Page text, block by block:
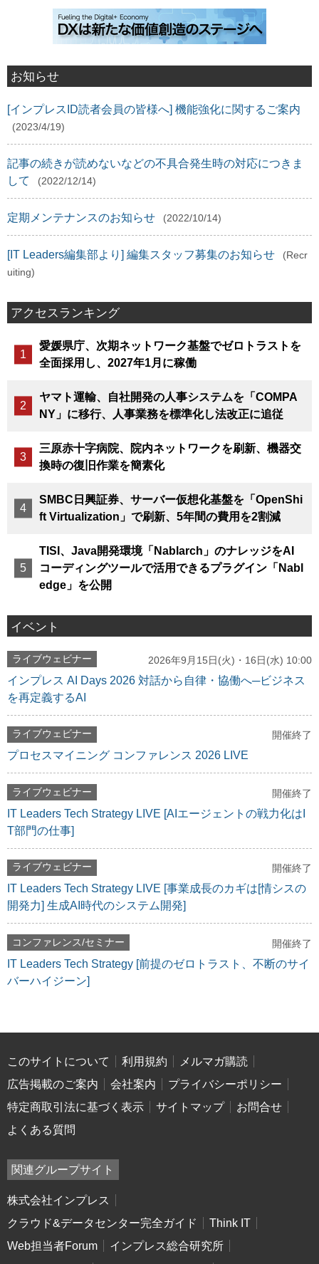
お知らせ
[インプレスID読者会員の皆様へ] 機能強化に関するご案内
(2023/4/19)
記事の続きが読めないなどの不具合発生時の対応につきま
して
(2022/12/14)
定期メンテナンスのお知らせ (2022/10/14)
[IT Leaders編集部より] 編集スタッフ募集のお知らせ
(Recr
uiting)
アクセスランキング
愛媛県庁、次期ネットワーク基盤でゼロトラストを
全面採用し、2027年1月に稼働
ヤマト運輸、自社開発の人事システムを「COMPA
NY」に移行、人事業務を標準化し法改正に追従
三原赤十字病院、院内ネットワークを刷新、機器交
換時の復旧作業を簡素化
SMBC日興証券、サーバー仮想化基盤を「OpenShi
ft Virtualization」で刷新、5年間の費用を2割減
TISI、Java開発環境「Nablarch」のナレッジをAI
コーディングツールで活用できるプラグイン「Nabl
edge」を公開
イベント
ライブウェビナー 2026年9月15日(火)・16日(水) 10:00
インプレス AI Days 2026 対話から自律・協働へ─ビジネス
を再定義するAI
ライブウェビナー 開催終了
プロセスマイニング コンファレンス 2026 LIVE
ライブウェビナー 開催終了
IT Leaders Tech Strategy LIVE [AIエージェントの戦力化はI
T部門の仕事]
ライブウェビナー 開催終了
IT Leaders Tech Strategy LIVE [事業成長のカギは[情シスの
開発力] 生成AI時代のシステム開発]
コンファレンス/セミナー 開催終了
IT Leaders Tech Strategy [前提のゼロトラスト、不断のサイ
バーハイジーン]
このサイトについて 利用規約
メルマガ購読
広告掲載のご案内
会社案内
プライバシーポリシー
特定商取引法に基づく表示
サイトマップ
お問合せ
よくある質問
関連グループサイト
株式会社インプレス
クラウド&データセンター完全ガイド
Think IT
Web担当者Forum
インプレス総合研究所